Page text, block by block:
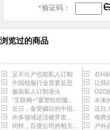
*验证码：
浏览过的商品
足不出户也能私人订制
中国校服行业需要反思
服装私人订制渐火
“互联网+”重塑纺织服...
近日，备受瞩目的中国...
许多领域还没被开发...
同样，百度公司的相关...
在
让我
O2O
未来
近日,
电商
户外